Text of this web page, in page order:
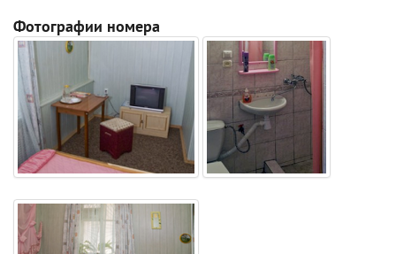
Фотографии номера